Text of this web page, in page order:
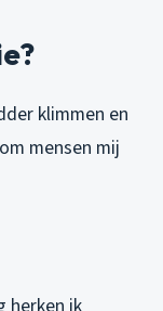
klimmen en
mensen mij